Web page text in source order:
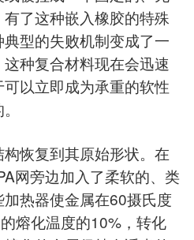
了这种嵌入橡胶的特殊
型的失败机制变成了一
种复合材料现在会迅速
以立即成为承重的软性
恢复到其原始形状。在
网旁边加入了柔软的、类
热器使金属在60摄氏度
熔化温度的10%，转化